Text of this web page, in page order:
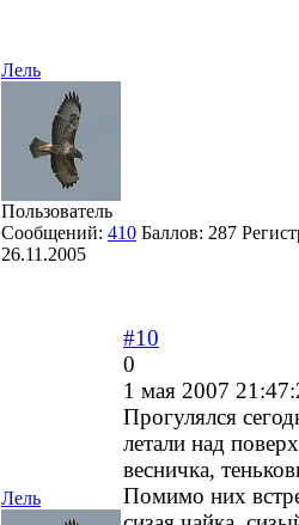
Лель
Пользователь
Сообщений: 410 Баллов: 287
26.11.2005
Лель
#10
0
1 мая 2007
Прогулялся
летали над
весничка,
Помимо них